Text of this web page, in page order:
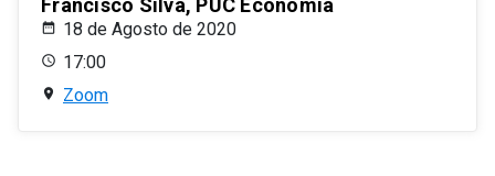
Francisco Silva, PUC Economía
18 de Agosto de 2020
17:00
Zoom